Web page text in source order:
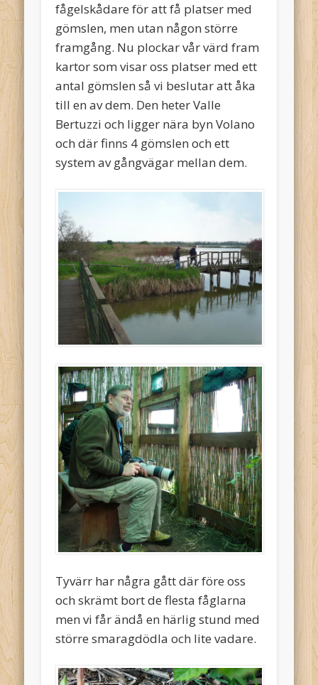
fågelskådare för att få platser med
gömslen, men utan någon större
framgång. Nu plockar vår värd fram
kartor som visar oss platser med ett
antal gömslen så vi beslutar att åka
till en av dem. Den heter Valle
Bertuzzi och ligger nära byn Volano
och där finns 4 gömslen och ett
system av gångvägar mellan dem.
Tyvärr har några gått där före oss
och skrämt bort de flesta fåglarna
men vi får ändå en härlig stund med
större smaragdödla och lite vadare.